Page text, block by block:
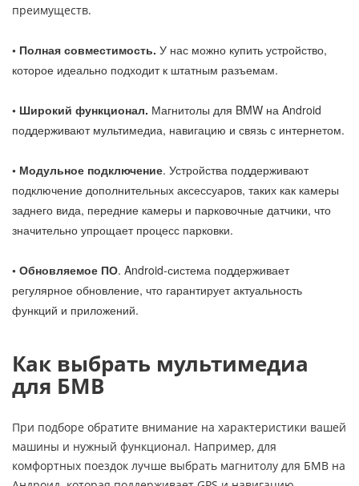
преимуществ.
• Полная совместимость. У нас можно купить устройство,
которое идеально подходит к штатным разъемам.
• Широкий функционал. Магнитолы для BMW на Android
поддерживают мультимедиа, навигацию и связь с интернетом.
• Модульное подключение. Устройства поддерживают
подключение дополнительных аксессуаров, таких как камеры
заднего вида, передние камеры и парковочные датчики, что
значительно упрощает процесс парковки.
• Обновляемое ПО. Android-система поддерживает
регулярное обновление, что гарантирует актуальность
функций и приложений.
Как выбрать мультимедиа
для БМВ
При подборе обратите внимание на характеристики вашей
машины и нужный функционал. Например, для
комфортных поездок лучше выбрать магнитолу для БМВ на